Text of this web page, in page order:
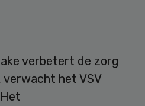
verbetert de zorg
het VSV